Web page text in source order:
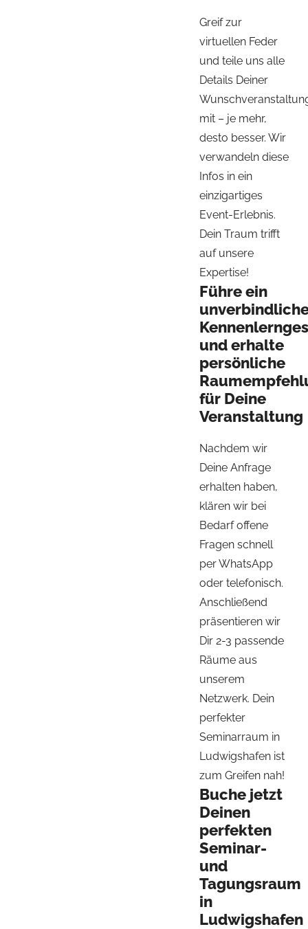
Greif zur
virtuellen Feder
und teile uns alle
Details Deiner
mit – je mehr,
desto besser. Wir
verwandeln diese
Infos in ein
einzigartiges
Event-Erlebnis.
Dein Traum trifft
auf unsere
Expertise!
Führe ein
und erhalte
persönliche
für Deine
Veranstaltung
Nachdem wir
Deine Anfrage
erhalten haben,
klären wir bei
Bedarf offene
Fragen schnell
per WhatsApp
oder telefonisch.
Anschließend
präsentieren wir
Dir 2-3 passende
Räume aus
unserem
Netzwerk. Dein
perfekter
Seminarraum in
Ludwigshafen ist
zum Greifen nah!
Buche jetzt
Deinen
perfekten
Seminar-
und
Tagungsraum
in
Ludwigshafen